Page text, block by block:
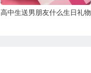
高中生送男朋友什么生日礼物